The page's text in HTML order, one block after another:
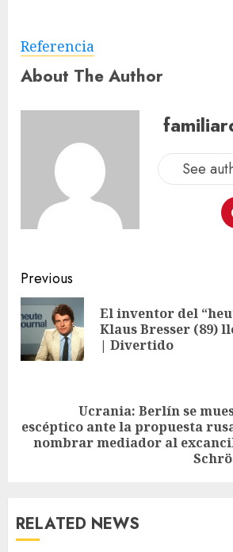
Referencia
About The Author
See
Previous
El inventor del
Klaus Bresser (89)
| Divertido
Ucrania: Berlín se
escéptico ante la propuesta
nombrar mediador al
RELATED NEWS